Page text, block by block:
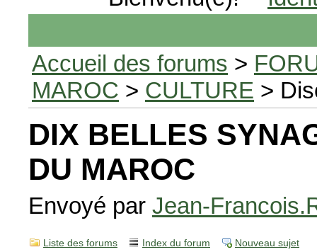
Accueil des forums >
MAROC > CULTURE >
DIX BELLES
DU MAROC
Envoyé par Jean-
Liste des forums Index du forum Nouveau sujet